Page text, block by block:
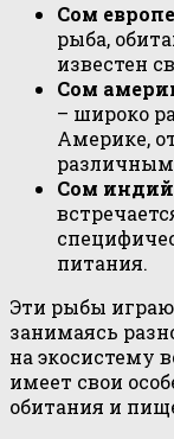
Сом
рыба,
известен
Сом
– широко
Америке,
Сом
питания.
Эти рыбы
занимаясь
на экосистему
имеет свои
обитания и